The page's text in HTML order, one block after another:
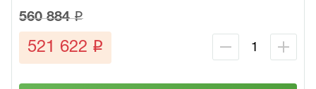
560 884q
521 622 q